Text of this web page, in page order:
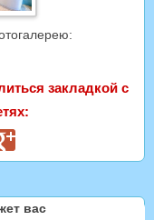
закладкой с
вас